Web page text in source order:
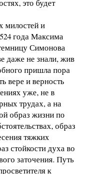
это будет
милостей и
года Максима
Симонова
даже не знали, жив
пришла пора
вере и верность
уже, не в
трудах, а на
образ жизни по
образ
тяжких
стойкости духа во
заточения. Путь
к